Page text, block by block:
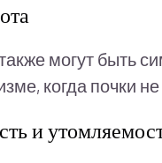
могут быть
когда почки
и